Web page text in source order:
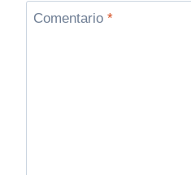
Comentario *